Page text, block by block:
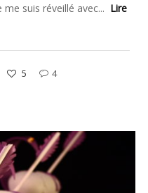
suis réveillé avec... Lire
5 4